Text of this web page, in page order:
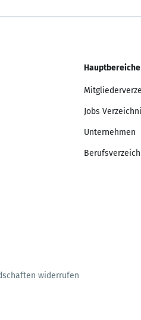
Hauptbereiche
Jobs
Unternehmen
widerrufen